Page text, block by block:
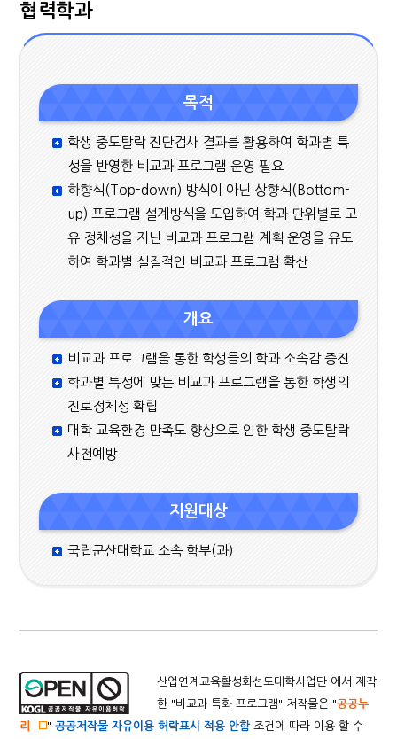
협력학과
목적
학생 중도탈락 진단검사 결과를 활용하여 학과별 특
성을 반영한 비교과 프로그램 운영 필요
하향식(Top-down) 방식이 아닌 상향식(Bottom-
up) 프로그램 설계방식을 도입하여 학과 단위별로 고
유 정체성을 지닌 비교과 프로그램 계획 운영을 유도
하여 학과별 실질적인 비교과 프로그램 확산
개요
비교과 프로그램을 통한 학생들의 학과 소속감 증진
학과별 특성에 맞는 비교과 프로그램을 통한 학생의
진로정체성 확립
대학 교육환경 만족도 향상으로 인한 학생 중도탈락
사전예방
지원대상
국립군산대학교 소속 학부(과)
산업연계교육활성화선도대학사업단 에서 제작
한 "비교과 특화 프로그램" 저작물은 "공공누
리
"공공저작물 자유이용 허락표시 적용 안함조건에 따라 이용 할 수